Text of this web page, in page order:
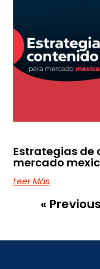
Estrategias de
mercado
Leer Más
« Previous